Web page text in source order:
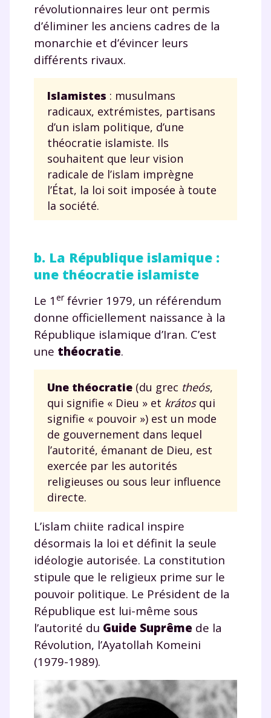
révolutionnaires leur ont permis
d’éliminer les anciens cadres de la
monarchie et d’évincer leurs
différents rivaux.
Islamistes : musulmans
radicaux, extrémistes, partisans
d’un islam politique, d’une
théocratie islamiste. Ils
souhaitent que leur vision
radicale de l’islam imprègne
l’État, la loi soit imposée à toute
la société.
b. La République islamique :
une théocratie islamiste
Le 1 erfévrier 1979, un référendum
donne officiellement naissance à la
République islamique d’Iran. C’est
une théocratie.
Une théocratie (du grec theós,
qui signifie « Dieu » et krátosqui
signifie « pouvoir ») est un mode
de gouvernement dans lequel
l’autorité, émanant de Dieu, est
exercée par les autorités
religieuses ou sous leur influence
directe.
L’islam chiite radical inspire
désormais la loi et définit la seule
idéologie autorisée. La constitution
stipule que le religieux prime sur le
pouvoir politique. Le Président de la
République est lui-même sous
l’autorité du Guide Suprême de la
Révolution, l’Ayatollah Komeini
(1979-1989).
Envie de progresser
et de réussir votre
année scolaire ?
Testez gratuitement
pendant 24h notre
plateforme de soutien
scolaire !